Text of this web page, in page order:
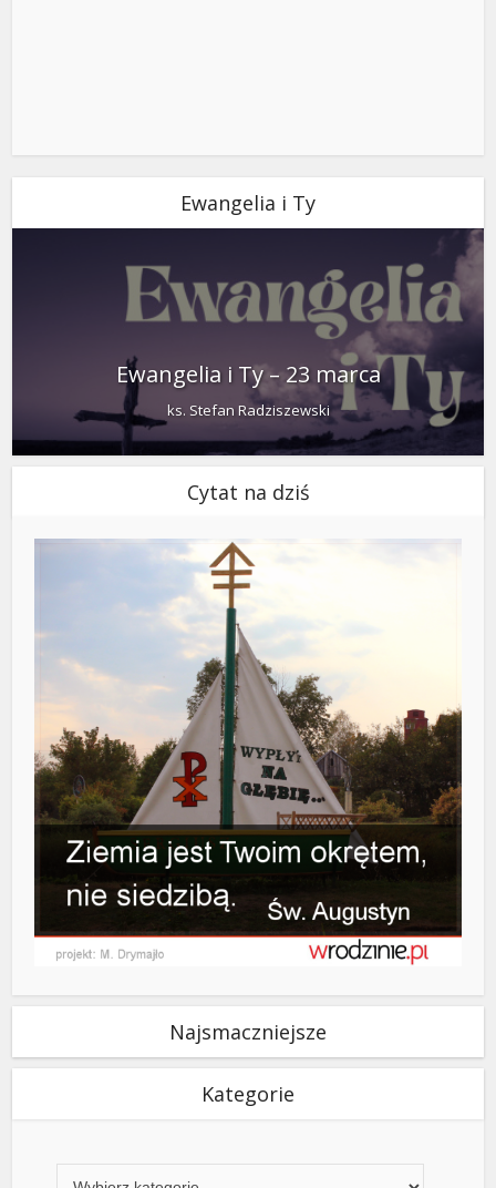
Ewangelia i Ty
Ewangelia i Ty – 23 marca
ks. Stefan Radziszewski
Cytat na dziś
Najsmaczniejsze
Kategorie